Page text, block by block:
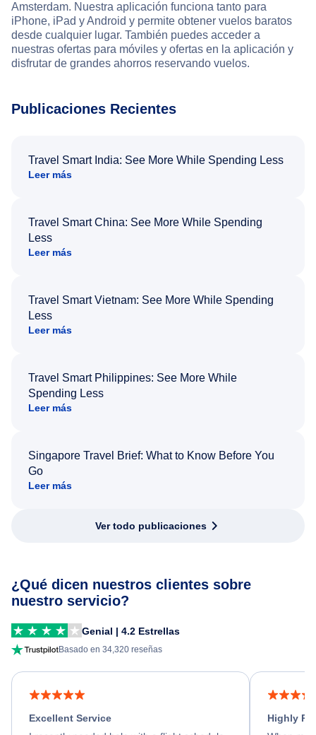
Amsterdam. Nuestra aplicación funciona tanto para
iPhone, iPad y Android y permite obtener vuelos baratos
desde cualquier lugar. También puedes acceder a
nuestras ofertas para móviles y ofertas en la aplicación y
disfrutar de grandes ahorros reservando vuelos.
Publicaciones Recientes
Travel Smart India: See More While Spending Less
Leer más
Travel Smart China: See More While Spending
Less
Leer más
Travel Smart Vietnam: See More While Spending
Less
Leer más
Travel Smart Philippines: See More While
Spending Less
Leer más
Singapore Travel Brief: What to Know Before You
Go
Leer más
Ver todo publicaciones
¿Qué dicen nuestros clientes sobre
nuestro servicio?
Genial | 4.2 Estrellas
Basado en 34,320 reseñas
Excellent Service
Highly